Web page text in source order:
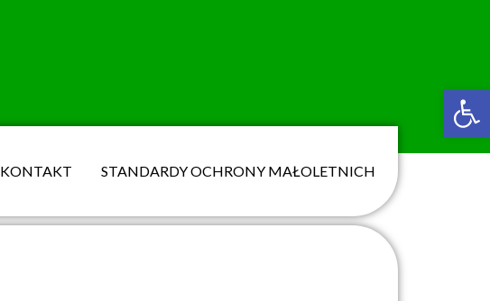
KONTAKT STANDARDY OCHRONY MAŁOLETNICH